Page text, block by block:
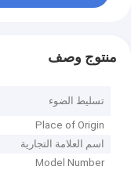
منتوج وصف
تسليط الضوء
Place of Origin
اسم العلامة التجارية
Model Number